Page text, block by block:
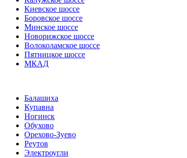
Киевское шоссе
Боровское шоссе
Минское шоссе
Новорижское шоссе
Волоколамское шоссе
Пятницкое шоссе
МКАД
Балашиха
Купавна
Ногинск
Обухово
Орехово-Зуево
Реутов
Электроугли